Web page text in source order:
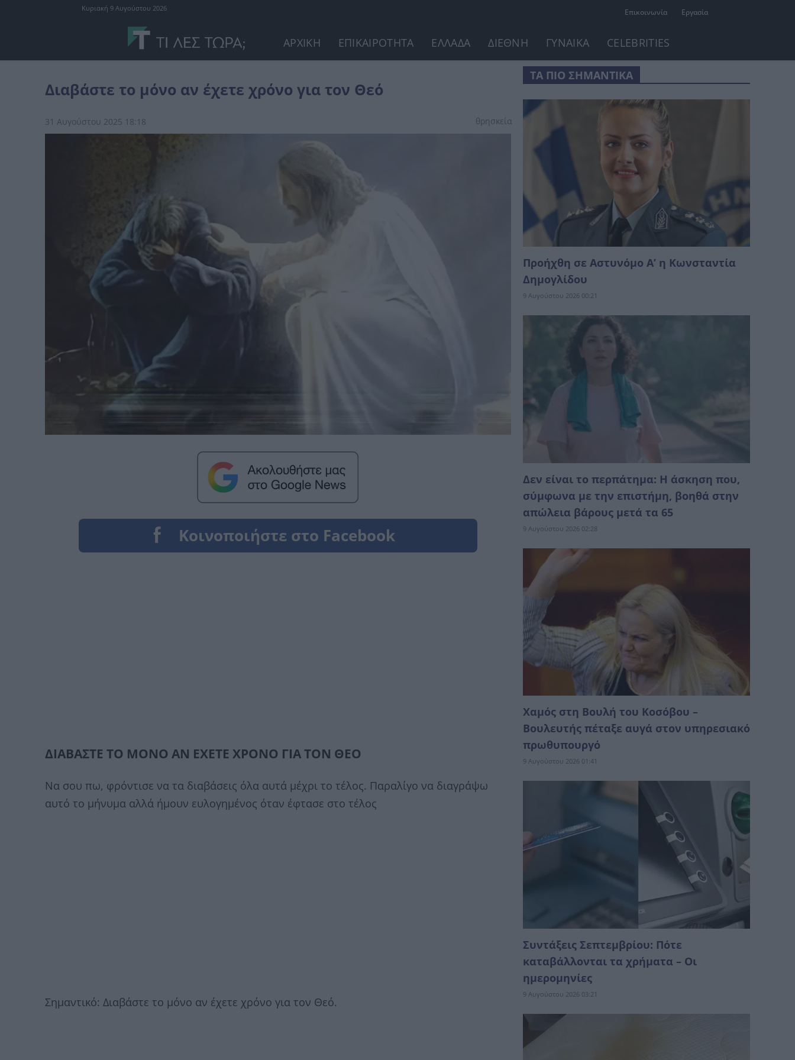
Επικοινωνία Εργασία
Κυριακή 9 Αυγούστου 2026
ΑΡΧΙΚΗ ΕΠΙΚΑΙΡΟΤΗΤΑ ΕΛΛΑΔΑ ΔΙΕΘΝΗ ΓΥΝΑΙΚΑ CELEBRITIES
Διαβάστε το μόνο αν έχετε χρόνο για τον Θεό
31 Αυγούστου 2025 18:18 θρησκεία
ΔΙΑΒΑΣΤΕ ΤΟ ΜΟΝΟ ΑΝ ΕΧΕΤΕ ΧΡΟΝΟ ΓΙΑ ΤΟΝ ΘΕΟ
Να σου πω, φρόντισε να τα διαβάσεις όλα αυτά μέχρι το τέλος. Παραλίγο να διαγράψω
αυτό το μήνυμα αλλά ήμουν ευλογημένος όταν έφτασε στο τέλος
Σημαντικό: Διαβάστε το μόνο αν έχετε χρόνο για τον Θεό.
ΤΑ ΠΙΟ ΣΗΜΑΝΤΙΚΑ
Προήχθη σε Αστυνόμο Α’ η Κωνσταντία
Δημογλίδου
9 Αυγούστου 2026 00:21
Δεν είναι το περπάτημα: Η άσκηση που,
σύμφωνα με την επιστήμη, βοηθά στην
απώλεια βάρους μετά τα 65
9 Αυγούστου 2026 02:28
Χαμός στη Βουλή του Κοσόβου –
Βουλευτής πέταξε αυγά στον υπηρεσιακό
πρωθυπουργό
9 Αυγούστου 2026 01:41
Συντάξεις Σεπτεμβρίου: Πότε
καταβάλλονται τα χρήματα – Οι
ημερομηνίες
9 Αυγούστου 2026 03:21